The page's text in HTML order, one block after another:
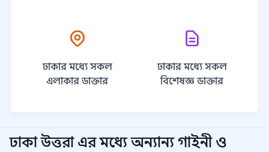
ঢাকার মধ্যে সকল
এলাকার ডাক্তার
ঢাকার মধ্যে সকল
বিশেষজ্ঞ ডাক্তার
ঢাকা উত্তরা এর মধ্যে অন্যান্যগাইনী ও